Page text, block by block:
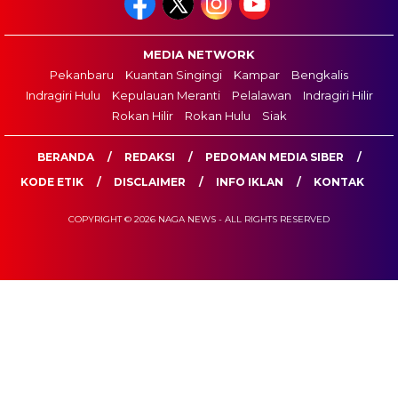
MEDIA NETWORK
Pekanbaru
Kuantan Singingi Kampar
Bengkalis
Indragiri Hulu
Kepulauan Meranti Pelalawan
Indragiri Hilir
Rokan Hilir
Rokan Hulu Siak
BERANDA REDAKSI
PEDOMAN MEDIA SIBER
KODE ETIK
DISCLAIMER INFO IKLAN KONTAK
COPYRIGHT © 2026 NAGA NEWS - ALL RIGHTS RESERVED